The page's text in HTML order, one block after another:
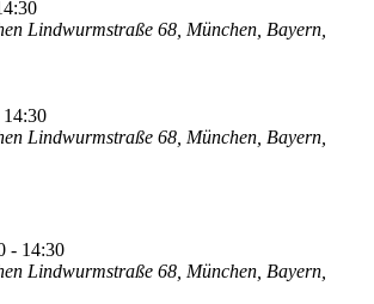
Lindwurmstraße 68, München, Bayern,
14:30
Lindwurmstraße 68, München, Bayern,
- 14:30
Lindwurmstraße 68, München, Bayern,